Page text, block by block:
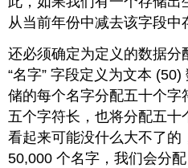
从当前年份中减去该字段中
还必须确定为定义的数据分
“名字” 字段定义为文本
储的每个名字分配五十个
五个字符长，也将分配五
看起来可能没什么大不了
50,000 个名字，我们会分